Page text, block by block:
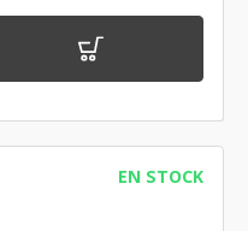
EN STOCK